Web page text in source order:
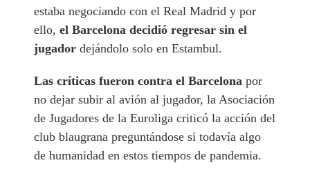
estaba negociando con el Real Madrid y por
ello,el Barcelona decidió regresar sin el
jugador dejándolo solo en Estambul.
Las críticas fueron contra el Barcelona por
no dejar subir al avión al jugador, la Asociación
de Jugadores de la Euroliga criticó la acción del
club blaugrana preguntándose si todavía algo
de humanidad en estos tiempos de pandemia.